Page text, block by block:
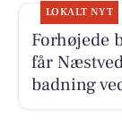
LOKALT NYT
Forhøjede
får
badning